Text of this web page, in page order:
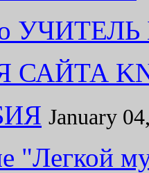
САЙТА
January
"Легкой